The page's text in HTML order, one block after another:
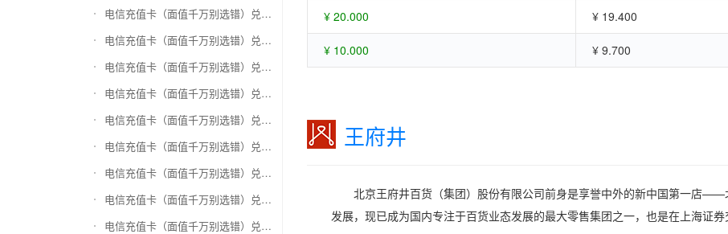
电信充值卡（面值千万别选错）兑换巨人一卡通(征途卡)
电信充值卡（面值千万别选错）兑换美团礼品卡
电信充值卡（面值千万别选错）兑换(百联卡)联华ok卡
电信充值卡（面值千万别选错）兑换资和信
电信充值卡（面值千万别选错）兑换沃尔玛购物卡
电信充值卡（面值千万别选错）兑换和信通
电信充值卡（面值千万别选错）兑换拉卡拉沃尔玛
电信充值卡（面值千万别选错）兑换携程任我游
电信充值卡（面值千万别选错）兑换中银通支付(银联购物卡)
¥ 20.000 ¥ 19.400
¥ 10.000 ¥ 9.700
王府井
北京王府井百货（集团）股份有限公司前身是享誉中外的新中国第一店
发展，现已成为国内专注于百货业态发展的最大零售集团之一，也是在上海证券